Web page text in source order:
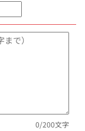
0/200文字